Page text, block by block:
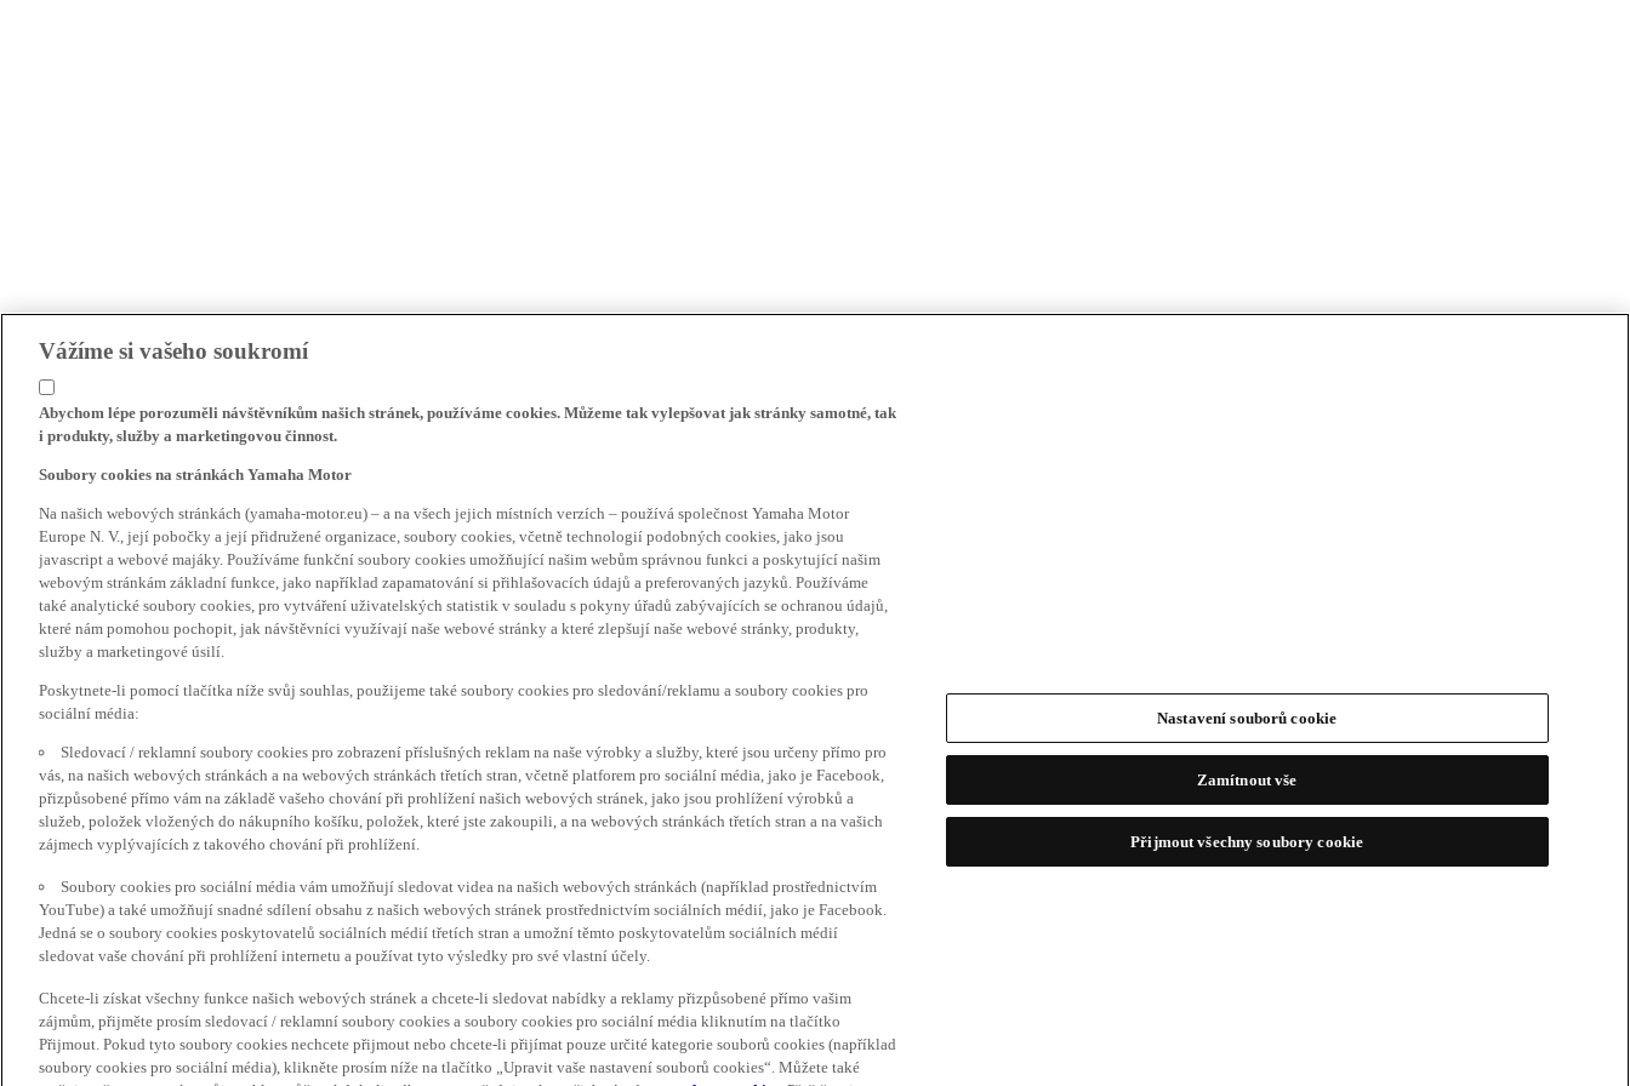
Vážíme si vašeho soukromí
Abychom lépe porozuměli návštěvníkům našich stránek, používáme cookies. Můžeme tak vylepšovat jak stránky samotné, tak
i produkty, služby a marketingovou činnost.
Soubory cookies na stránkách Yamaha Motor
Na našich webových stránkách (yamaha-motor.eu) – a na všech jejich místních verzích – používá společnost Yamaha Motor
Europe N. V., její pobočky a její přidružené organizace, soubory cookies, včetně technologií podobných cookies, jako jsou
javascript a webové majáky. Používáme funkční soubory cookies umožňující našim webům správnou funkci a poskytující našim
webovým stránkám základní funkce, jako například zapamatování si přihlašovacích údajů a preferovaných jazyků. Používáme
také analytické soubory cookies, pro vytváření uživatelských statistik v souladu s pokyny úřadů zabývajících se ochranou údajů,
které nám pomohou pochopit, jak návštěvníci využívají naše webové stránky a které zlepšují naše webové stránky, produkty,
služby a marketingové úsilí.
Poskytnete-li pomocí tlačítka níže svůj souhlas, použijeme také soubory cookies pro sledování/reklamu a soubory cookies pro
sociální média:
Sledovací / reklamní soubory cookies pro zobrazení příslušných reklam na naše výrobky a služby, které jsou určeny přímo pro
vás, na našich webových stránkách a na webových stránkách třetích stran, včetně platforem pro sociální média, jako je Facebook,
přizpůsobené přímo vám na základě vašeho chování při prohlížení našich webových stránek, jako jsou prohlížení výrobků a
služeb, položek vložených do nákupního košíku, položek, které jste zakoupili, a na webových stránkách třetích stran a na vašich
zájmech vyplývajících z takového chování při prohlížení.
Soubory cookies pro sociální média vám umožňují sledovat videa na našich webových stránkách (například prostřednictvím
YouTube) a také umožňují snadné sdílení obsahu z našich webových stránek prostřednictvím sociálních médií, jako je Facebook.
Jedná se o soubory cookies poskytovatelů sociálních médií třetích stran a umožní těmto poskytovatelům sociálních médií
sledovat vaše chování při prohlížení internetu a používat tyto výsledky pro své vlastní účely.
Chcete-li získat všechny funkce našich webových stránek a chcete-li sledovat nabídky a reklamy přizpůsobené přímo vašim
zájmům, přijměte prosím sledovací / reklamní soubory cookies a soubory cookies pro sociální média kliknutím na tlačítko
Přijmout. Pokud tyto soubory cookies nechcete přijmout nebo chcete-li přijímat pouze určité kategorie souborů cookies (například
soubory cookies pro sociální média), klikněte prosím níže na tlačítko „Upravit vaše nastavení souborů cookies“. Můžete také
Nastavení souborů cookie
Zamítnout vše
Přijmout všechny soubory cookie